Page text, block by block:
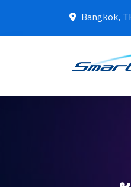
Bangkok,